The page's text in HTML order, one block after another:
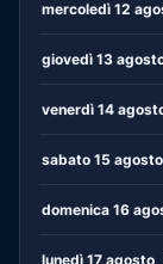
mercoledì 12
giovedì 13
venerdì 14
sabato 15 agosto
domenica 16
lunedì 17 agosto